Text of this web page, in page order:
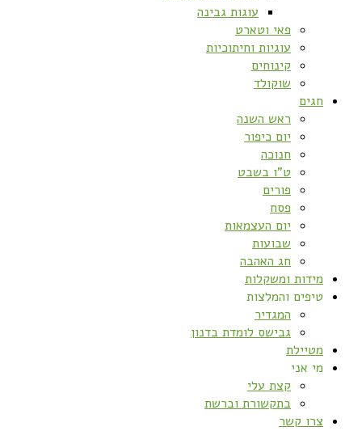
עוגות גבינה
פאי וטארט
עוגיות וחיתוכיות
קינוחים
שוקולד
חגים
ראש השנה
יום כיפור
חנוכה
ט”ו בשבט
פורים
פסח
יום העצמאות
שבועות
חג האהבה
מידות ומשקלות
טיפים והמלצות
המגדיר
גבישס לומדת בדנון
מטיילת
מי אני
קצת עלי
בתקשורת וברשת
צרו קשר